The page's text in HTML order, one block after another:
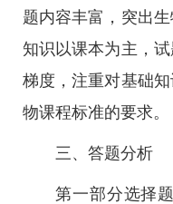
题内容丰富，突出
知识以课本为主，
梯度，注重对基础
物课程标准的要求。
三、答题分析
第一部分选择